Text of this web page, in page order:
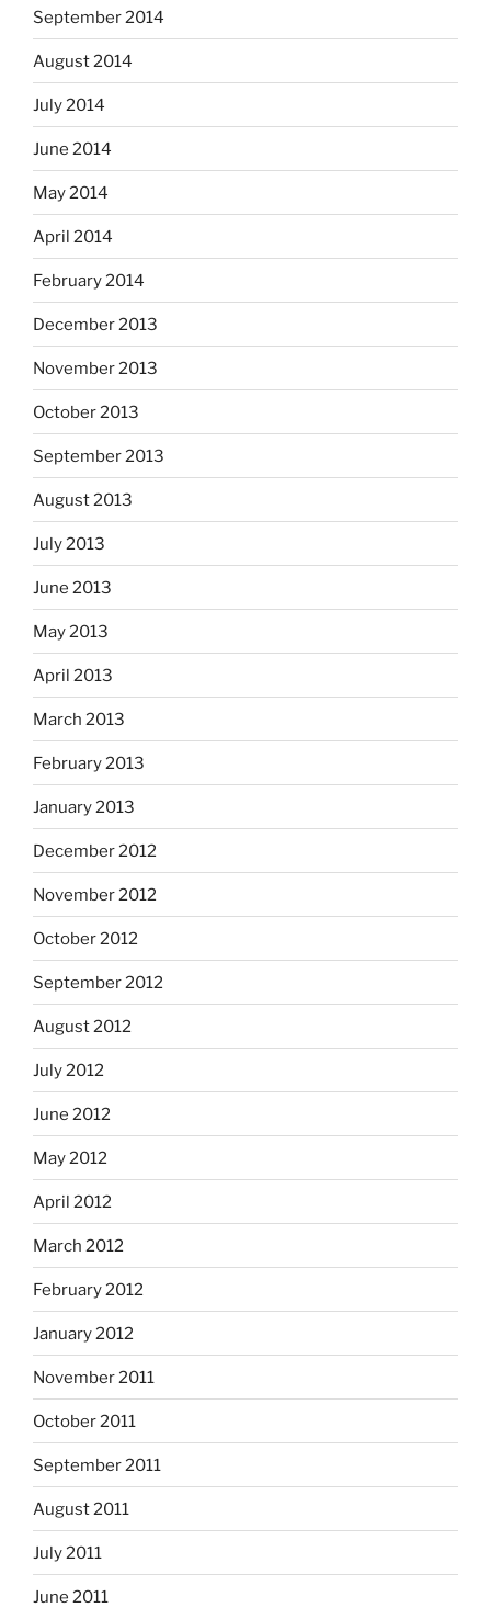
September 2014
August 2014
July 2014
June 2014
May 2014
April 2014
February 2014
December 2013
November 2013
October 2013
September 2013
August 2013
July 2013
June 2013
May 2013
April 2013
March 2013
February 2013
January 2013
December 2012
November 2012
October 2012
September 2012
August 2012
July 2012
June 2012
May 2012
April 2012
March 2012
February 2012
January 2012
November 2011
October 2011
September 2011
August 2011
July 2011
June 2011